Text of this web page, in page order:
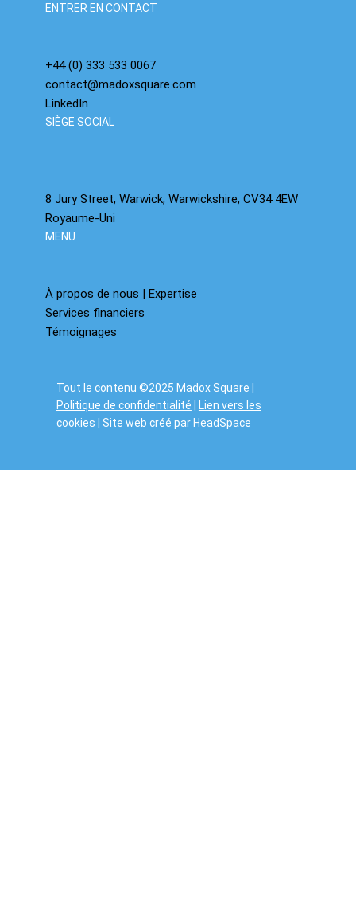
Tout le contenu ©2025 Madox Square |
Politique de confidentialité
Lien vers les
cookies | Site web créé par HeadSpace
+44 (0) 333 533 0067
contact@madoxsquare.com
LinkedIn
ENTRER EN CONTACT
8 Jury Street, Warwick, Warwickshire, CV34 4EW
Royaume-Uni
SIÈGE SOCIAL
À propos de nous | Expertise
Services financiers
Témoignages
MENU